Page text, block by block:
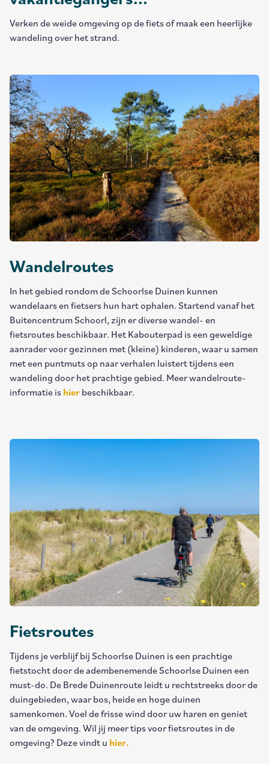
Verken de weide omgeving op de fiets of maak een heerlijke
wandeling over het strand.
Wandelroutes
In het gebied rondom de Schoorlse Duinen kunnen
wandelaars en fietsers hun hart ophalen. Startend vanaf het
Buitencentrum Schoorl, zijn er diverse wandel- en
fietsroutes beschikbaar. Het Kabouterpad is een geweldige
aanrader voor gezinnen met (kleine) kinderen, waar u samen
met een puntmuts op naar verhalen luistert tijdens een
wandeling door het prachtige gebied. Meer wandelroute-
informatie is hier beschikbaar.
Fietsroutes
Tijdens je verblijf bij Schoorlse Duinen is een prachtige
fietstocht door de adembenemende Schoorlse Duinen een
must-do. De Brede Duinenroute leidt u rechtstreeks door de
duingebieden, waar bos, heide en hoge duinen
samenkomen. Voel de frisse wind door uw haren en geniet
van de omgeving. Wil jij meer tips voor fietsroutes in de
omgeving? Deze vindt u hier.